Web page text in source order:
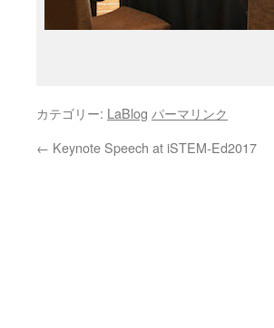
カテゴリー: LaBlog パーマリンク
← Keynote Speech at iSTEM-Ed2017